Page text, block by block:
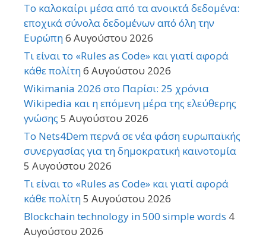
Το καλοκαίρι μέσα από τα ανοικτά δεδομένα:
εποχικά σύνολα δεδομένων από όλη την
Ευρώπη6 Αυγούστου 2026
Τι είναι το «Rules as Code» και γιατί αφορά
κάθε πολίτη6 Αυγούστου 2026
Wikimania 2026 στο Παρίσι: 25 χρόνια
Wikipedia και η επόμενη μέρα της ελεύθερης
γνώσης 5 Αυγούστου 2026
Το Nets4Dem περνά σε νέα φάση ευρωπαϊκής
συνεργασίας για τη δημοκρατική καινοτομία
5 Αυγούστου 2026
Τι είναι το «Rules as Code» και γιατί αφορά
κάθε πολίτη5 Αυγούστου 2026
Blockchain technology in 500 simple words 4
Αυγούστου 2026